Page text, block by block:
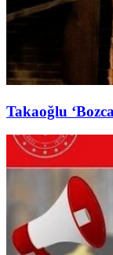
Takaoğlu